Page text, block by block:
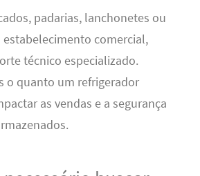
padarias, lanchonetes ou
comercial,
técnico especializado.
o quanto um refrigerador
as vendas e a segurança